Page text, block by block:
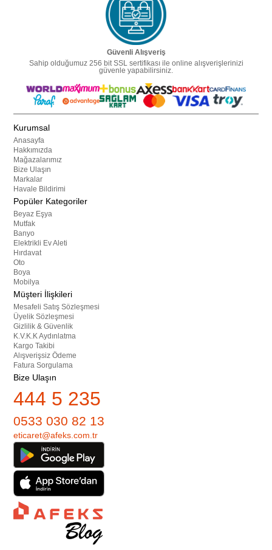
Güvenli Alışveriş
Sahip olduğumuz 256 bit SSL sertifikası ile online alışverişlerinizi
güvenle yapabilirsiniz.
Kurumsal
Anasayfa
Hakkımızda
Mağazalarımız
Bize Ulaşın
Markalar
Havale Bildirimi
Popüler Kategoriler
Beyaz Eşya
Mutfak
Banyo
Elektrikli Ev Aleti
Hırdavat
Oto
Boya
Mobilya
Müşteri İlişkileri
Mesafeli Satış Sözleşmesi
Üyelik Sözleşmesi
Gizlilik & Güvenlik
K.V.K.K Aydınlatma
Kargo Takibi
Alışverişsiz Ödeme
Fatura Sorgulama
Bize Ulaşın
444 5 235
0533 030 82 13
eticaret@afeks.com.tr